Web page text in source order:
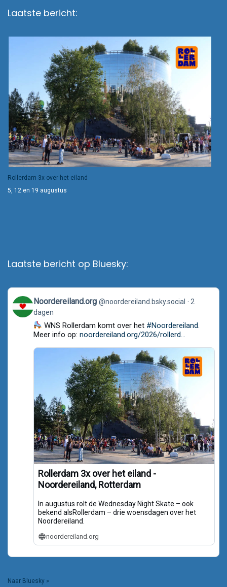
Laatste bericht:
Rollerdam 3x over het eiland
5, 12 en 19 augustus
Laatste bericht op Bluesky:
View
post
by
Noordereiland.org
Bluesky
Noordereiland.org @noordereiland.bsky.social
2
dagen
WNS Rollerdam komt over het #Noordereiland.
Meer info op: noordereiland.org/2026/rollerd...
Rollerdam 3x over het eiland -
Noordereiland, Rotterdam
In augustus rolt de Wednesday Night Skate – ook
bekend alsRollerdam – drie woensdagen over het
Noordereiland.
noordereiland.org
Naar Bluesky »